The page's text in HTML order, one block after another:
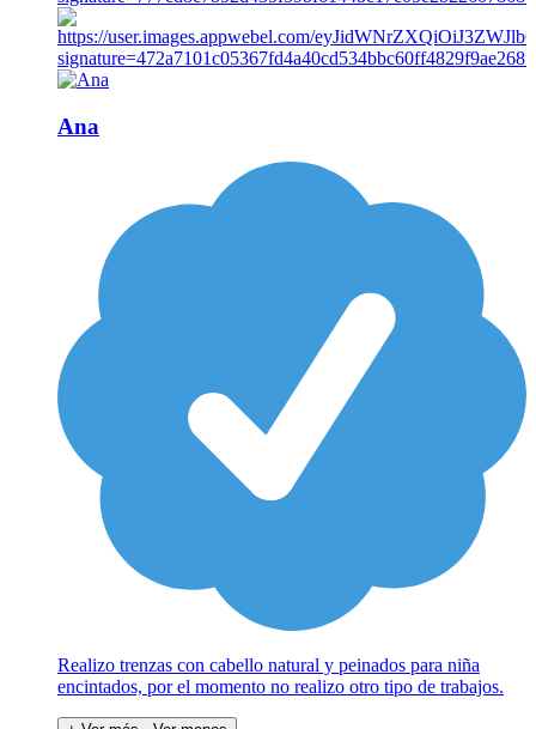
Ana
Realizo trenzas con cabello natural y peinados para niña
encintados, por el momento no realizo otro tipo de trabajos.